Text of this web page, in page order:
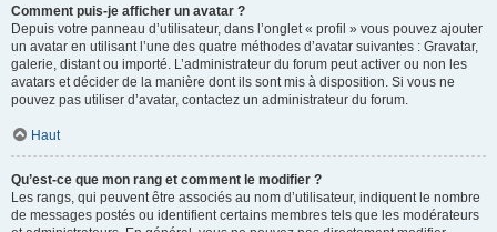
Comment puis-je afficher un avatar ?
Depuis votre panneau d’utilisateur, dans l’onglet « profil » vous pouvez ajouter
un avatar en utilisant l’une des quatre méthodes d’avatar suivantes : Gravatar,
galerie, distant ou importé. L’administrateur du forum peut activer ou non les
avatars et décider de la manière dont ils sont mis à disposition. Si vous ne
pouvez pas utiliser d’avatar, contactez un administrateur du forum.
Haut
Qu’est-ce que mon rang et comment le modifier ?
Les rangs, qui peuvent être associés au nom d’utilisateur, indiquent le nombre
de messages postés ou identifient certains membres tels que les modérateurs